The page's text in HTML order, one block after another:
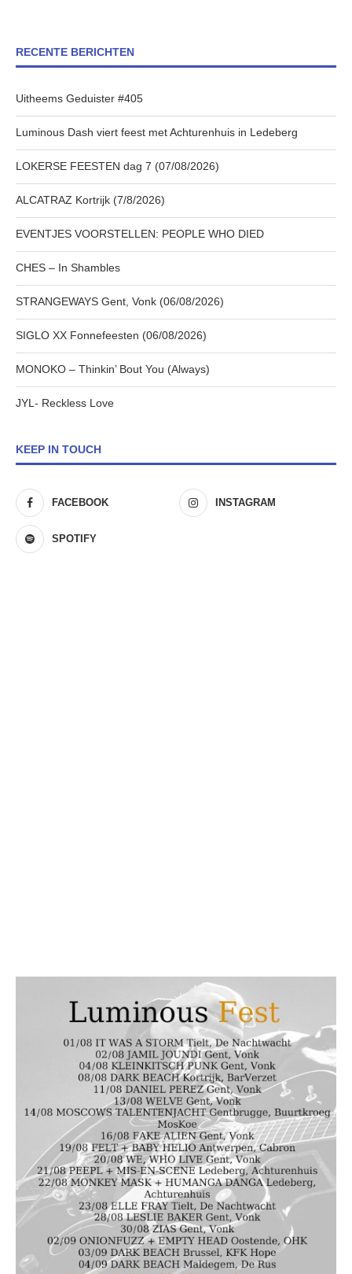
RECENTE BERICHTEN
Uitheems Geduister #405
Luminous Dash viert feest met Achturenhuis in Ledeberg
LOKERSE FEESTEN dag 7 (07/08/2026)
ALCATRAZ Kortrijk (7/8/2026)
EVENTJES VOORSTELLEN: PEOPLE WHO DIED
CHES – In Shambles
STRANGEWAYS Gent, Vonk (06/08/2026)
SIGLO XX Fonnefeesten (06/08/2026)
MONOKO – Thinkin’ Bout You (Always)
JYL- Reckless Love
KEEP IN TOUCH
FACEBOOK INSTAGRAM
SPOTIFY